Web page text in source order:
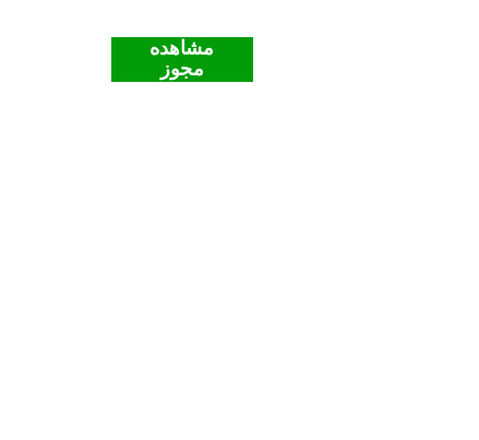
مشاهده
مجوز